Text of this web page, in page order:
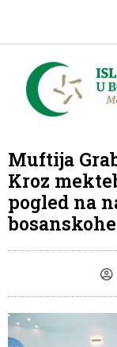
Muftija
Kroz
pogled na